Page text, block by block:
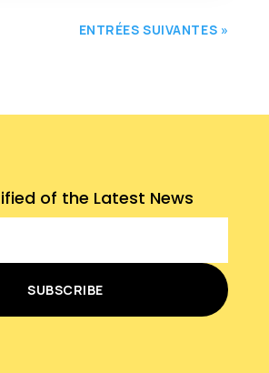
ENTRÉES SUIVANTES »
of the Latest News
SUBSCRIBE